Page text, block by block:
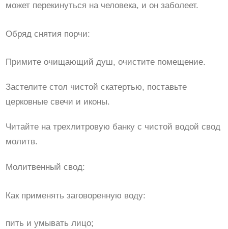
может перекинуться на человека, и он заболеет.
Обряд снятия порчи:
Примите очищающий душ, очистите помещение.
Застелите стол чистой скатертью, поставьте
церковные свечи и иконы.
Читайте на трехлитровую банку с чистой водой свод
молитв.
Молитвенный свод:
Как применять заговоренную воду:
пить и умывать лицо;